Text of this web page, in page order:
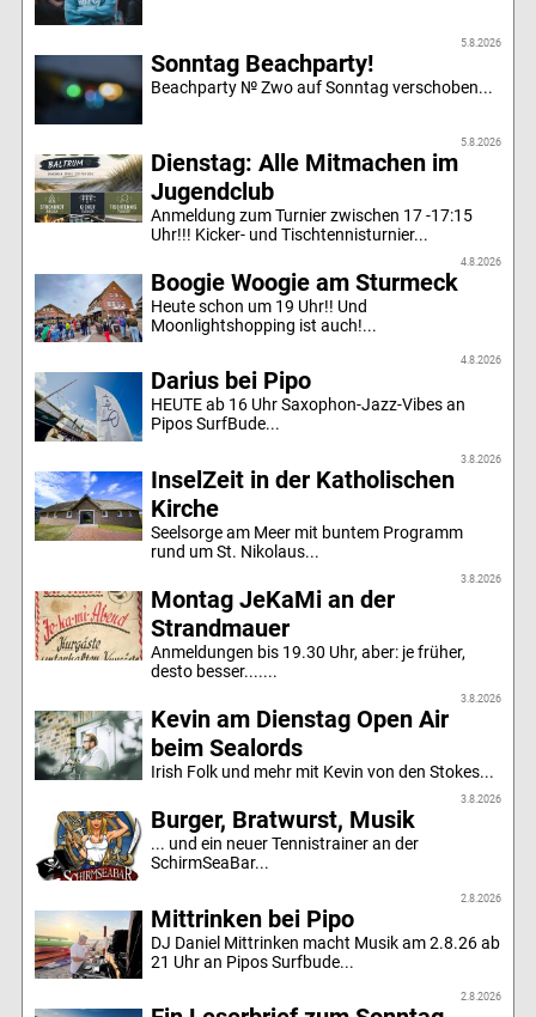
5.8.2026
Sonntag Beachparty!
Beachparty № Zwo auf Sonntag verschoben...
5.8.2026
Dienstag: Alle Mitmachen im
Jugendclub
Anmeldung zum Turnier zwischen 17 -17:15
Uhr!!! Kicker- und Tischtennisturnier...
4.8.2026
Boogie Woogie am Sturmeck
Heute schon um 19 Uhr!! Und
Moonlightshopping ist auch!...
4.8.2026
Darius bei Pipo
HEUTE ab 16 Uhr Saxophon-Jazz-Vibes an
Pipos SurfBude...
3.8.2026
InselZeit in der Katholischen
Kirche
Seelsorge am Meer mit buntem Programm
rund um St. Nikolaus...
3.8.2026
Montag JeKaMi an der
Strandmauer
Anmeldungen bis 19.30 Uhr, aber: je früher,
desto besser.......
3.8.2026
Kevin am Dienstag Open Air
beim Sealords
Irish Folk und mehr mit Kevin von den Stokes...
3.8.2026
Burger, Bratwurst, Musik
... und ein neuer Tennistrainer an der
SchirmSeaBar...
2.8.2026
Mittrinken bei Pipo
DJ Daniel Mittrinken macht Musik am 2.8.26 ab
21 Uhr an Pipos Surfbude...
2.8.2026